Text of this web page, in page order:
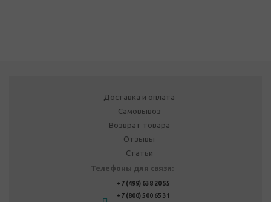
Доставка и оплата
Самовывоз
Возврат товара
Отзывы
Статьи
Телефоны для связи:
+7 (499) 638 20 55
+7 (800) 500 65 31